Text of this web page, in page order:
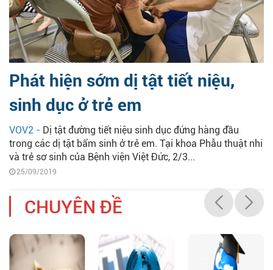
Phát hiện sớm dị tật tiết niệu,
sinh dục ở trẻ em
VOV2 - Dị tật đường tiết niệu sinh dục đứng hàng đầu
trong các dị tật bẩm sinh ở trẻ em. Tại khoa Phẫu thuật nhi
và trẻ sơ sinh của Bệnh viện Việt Đức, 2/3...
25/09/2019
CHUYÊN ĐỀ